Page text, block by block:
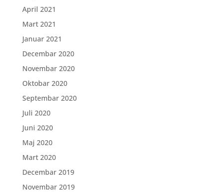
April 2021
Mart 2021
Januar 2021
Decembar 2020
Novembar 2020
Oktobar 2020
Septembar 2020
Juli 2020
Juni 2020
Maj 2020
Mart 2020
Decembar 2019
Novembar 2019